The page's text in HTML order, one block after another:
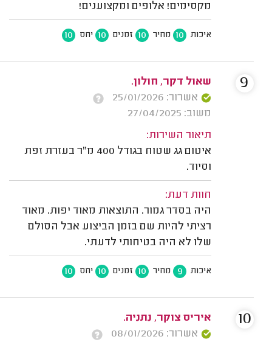
מקסימים! אלופים ומקצוענים!
איכות 10 מחיר 10 זמנים 10 יחס 10
שאול דקר, חולון.
אשרור: 25/01/2026
משוב: 27/04/2025
תיאור השירות:
איטום גג שטוח בגודל 400 מ"ר בעזרת זפת
וסיוד.
חוות דעת:
היה בסדר גמור. התוצאות מאוד יפות. מאוד
רציתי להיות שם בזמן הביצוע אבל הסולם
שלו לא היה בטיחותי לדעתי.
איכות 9 מחיר 10 זמנים 10 יחס 10
9
איריס צוקר, נתניה.
אשרור: 08/01/2026
10